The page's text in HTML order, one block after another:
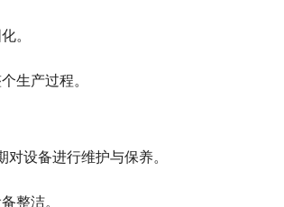
。
生产过程。
设备进行维护与保养。
整洁。